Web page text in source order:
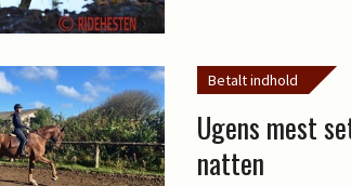
Betalt indhold
Ugens mest
natten